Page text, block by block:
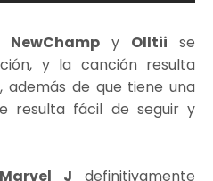
y Olltii se
y la canción resulta
, además de que tiene una
resulta fácil de seguir y
Marvel J definitivamente